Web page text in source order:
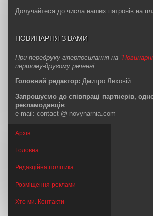
Долучайтеся до числа наших патронів на
НОВИНАРНЯ З ВАМИ
При передруку гіперпосилання на “
першому-другому реченні
Головний редактор: Дмитро Лиховій
Запрошуємо до співпраці партнерів,
рекламодавців
e-mail: contact @ novynarnia.com
Архів
Головна
Редакційна політика
Розміщення реклами
Хто ми. Контакти